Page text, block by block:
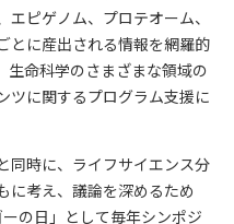
ピゲノム、プロテオーム、
とに産出される情報を網羅的
生命科学のさまざまな領域の
ツに関するプログラム支援に
同時に、ライフサイエンス分
に考え、議論を深めるため
の日」として毎年シンポジ